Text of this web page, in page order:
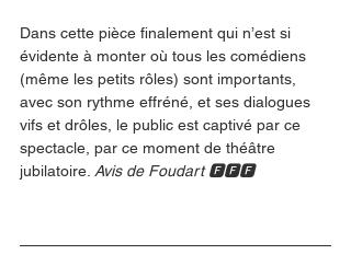
Dans cette pièce finalement qui n’est si
évidente à monter où tous les comédiens
(même les petits rôles) sont importants,
avec son rythme effréné, et ses dialogues
vifs et drôles, le public est captivé par ce
spectacle, par ce moment de théâtre
jubilatoire. Avis de Foudart 🅵🅵🅵